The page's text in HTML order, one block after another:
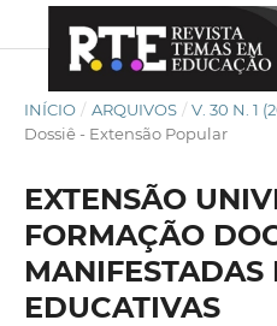
INÍCIO / ARQUIVOS / V. 30 N. 1
Dossiê - Extensão Popular
EXTENSÃO
FORMAÇÃO
MANIFESTADAS
EDUCATIVAS